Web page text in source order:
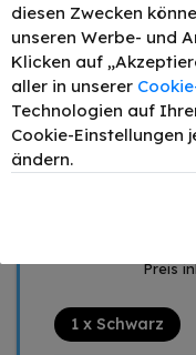
1
2
4
6
Preis
1 x Schwarz
diesen Zwecken
unseren Werbe- und
Klicken auf
aller in unserer
Technologien auf
Cookie-Einstellungen
ändern.